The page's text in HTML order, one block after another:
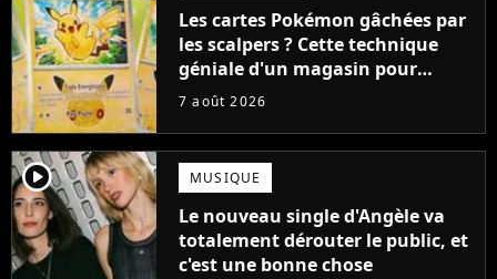
Les cartes Pokémon gâchées par
les scalpers ? Cette technique
géniale d'un magasin pour
ruiner les revendeurs
7 août 2026
player2 MUSIQUE
Le nouveau single d'Angèle va
totalement dérouter le public, et
c'est une bonne chose